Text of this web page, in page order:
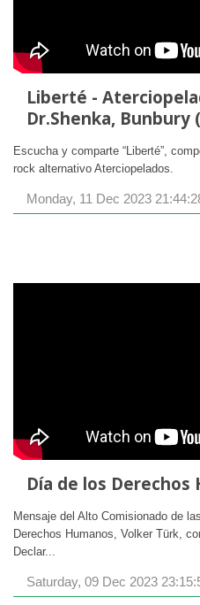
Liberté -
Dr.Shenka, Bunbury
Escucha y comparte “Liberté”,
rock alternativo Aterciopelados.
Monday, 11 Dec 2023
Día de los Derechos
Mensaje del Alto Comisionado de
Derechos Humanos, Volker Türk,
Declar...
Saturday, 09 Dec 2023